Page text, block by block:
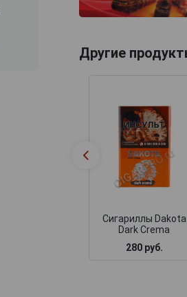
Другие
Сигариллы Dakota
Dark Crema
280 руб.